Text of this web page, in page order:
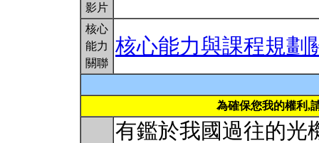
影片
核心
能力
關聯
核心能力與課程規劃
為確保您我的權利,
有鑑於我國過往的光